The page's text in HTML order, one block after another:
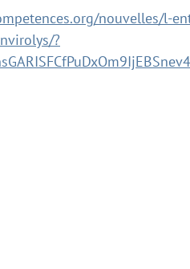
nouvelles/l-
?